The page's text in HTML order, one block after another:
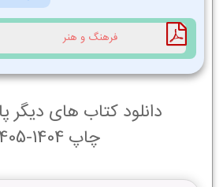
فرهنگ و هنر
دانلود کتاب های دیگر
چاپ 1404-1405